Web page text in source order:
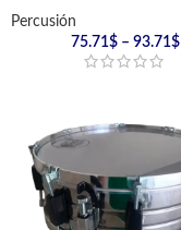
Percusión
75.71$ – 93.71$